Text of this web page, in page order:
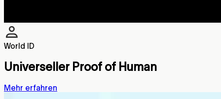
World ID
Universeller Proof of Human
Mehr erfahren